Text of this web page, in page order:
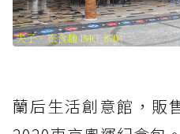
蘭后生活創意館，販